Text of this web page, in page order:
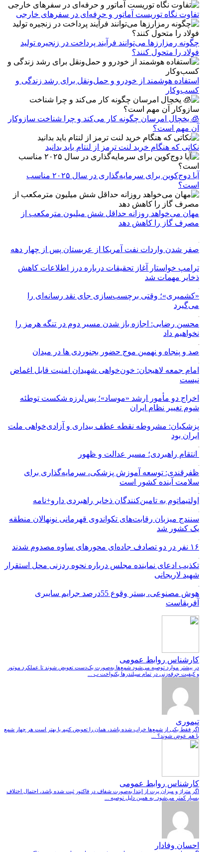
تفاوت نگاه توریست آماتور و حرفه‌ای در سفرهای خارجی
چگونه رمزارزها می‌توانند فرآیند پرداخت در زنجیره تولید
فولاد را متحول کنند؟
استفاده هوشمند از خودرو و حمل‌ونقل برای رشد زندگی و
کسب‌وکار
🧊 یخچال امرسان چگونه کار می‌کند و چرا شناخت سازوکار
آن مهم است؟
نکاتی که هنگام خرید لنت ترمز از لنتام باید بدانید
آیا دوج‌کوین برای سرمایه‌گذاری در سال ۲۰۲۵ مناسب
است؟
مهان می‌خواهد روزانه حداقل شش میلیون مترمکعب از
مصرف گاز را کاهش دهد
صفر شدن واردات نفت آمریکا از عربستان پس از چهار دهه
ترامپ خواستار آغاز تحقیقات درباره درز اطلاعات کاهش
ذخایر مهمات شد
«کشمیری»؛ وقتی برچسب‌سازی جای نقد رسانه‌ای را
می‌گیرد
محسن رضایی: اجازه باز شدن مسیر دوم در تنگه هرمز را
نخواهیم داد
صد و پنجاه و نهمین موج حضور بجنوردی ها در میدان
امام جمعه لاهیجان: خون‌خواهی شهیدان امنیت قابل اغماض
نیست
اخراج دو مأمور ارشد «موساد»؛ پس‌لرزه شکست توطئه
شوم تغییر نظام ایران
پزشکیان: مشروطه نقطه عطف بیداری و آزادی‌خواهی ملت
ایران بود
انتقام راهبردی؛ مسیر عدالت و ظهور
ظفرقندی: توسعه آموزش پزشکی، سرمایه‌گذاری برای
سلامت آینده کشور است
اولتیماتوم به تامین‌کنندگان ذخایر راهبردی دارو+نامه
سنندج میزبان رقابت‌های تکواندوی قهرمانی نونهالان منطقه
یک کشور شد
۱۶ نفر در دو تصادف جاده‌ای محورهای ساوه مصدوم شدند
تکذیب ادعای نماینده مجلس درباره نحوه ردزنی محل استقرار
شهید لاریجانی
هوش مصنوعی، بستر وقوع 55درصد جرایم سایبری
آفریقاست
کارشناس روابط عمومی
در بیشتر موارد توصیه می‌شود شمع‌ها به‌صورت یک‌دست تعویض شوند تا عملکرد موتور
و کیفیت جرقه‌زنی در تمام سیلندرها یکنواخت ب ...
تیموری
اگر فقط یکی از شمع‌ها خراب شده باشد، همان را تعویض کنیم یا بهتر است هر چهار شمع
با هم عوض شوند؟ ...
کارشناس روابط عمومی
اگر متراژ و میزان پرت از ابتدا به‌صورت شفاف در فاکتور ثبت شده باشد، احتمال اختلاف
بسیار کمتر می‌شود. به همین دلیل توصیه ...
احسان وفادار